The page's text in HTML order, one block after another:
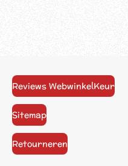
Reviews WebwinkelKeur
Sitemap
Retourneren